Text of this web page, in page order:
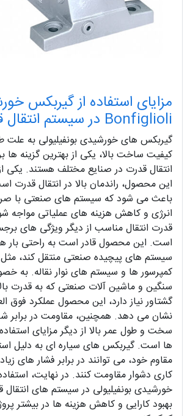
مزایای استفاده از گیربکس
Bonfiglioli در سیستم انتقال قدرت
گیربکس های خورشیدی بونفیلیولی به علت
کیفیت ساخت بالا، یکی از بهترین گزینه
انتقال قدرت در صنایع مختلف هستند. یکی
این محصول، راندمان بالا در انتقال قدرت
باعث می شود که سیستم های صنعتی با
انرژی و کاهش هزینه های عملیاتی مواجه
قدرت انتقال مناسب از دیگر ویژگی های
است. این محصول قادر است به راحتی بار
سیستم های پیچیده صنعتی منتقل کند،
کمپرسور ها و سیستم های نوار نقاله. به
سنگین و ماشین آلات صنعتی که به قدرت
گشتاور نیاز دارد، این محصول عملکرد فوق
نشان می دهد. همچنین، مقاومت در برابر
سخت و طول عمر بالا از دیگر مزایای
ها است. گیربکس های سیاره ای به دلیل
مقاوم خود، می توانند در برابر فشار های
کاری دشوار مقاومت کنند. در نهایت،
خورشیدی بونفیلیولی در سیستم های انتقال
بهبود کارایی و کاهش هزینه ها در بیشتر